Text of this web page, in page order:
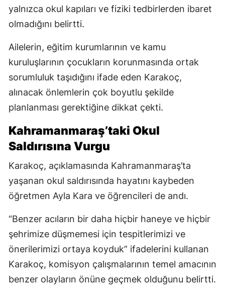
yalnızca okul kapıları ve fiziki tedbirlerden ibaret
olmadığını belirtti.
Ailelerin, eğitim kurumlarının ve kamu
kuruluşlarının çocukların korunmasında ortak
sorumluluk taşıdığını ifade eden Karakoç,
alınacak önlemlerin çok boyutlu şekilde
planlanması gerektiğine dikkat çekti.
Kahramanmaraş’taki Okul
Saldırısına Vurgu
Karakoç, açıklamasında Kahramanmaraş’ta
yaşanan okul saldırısında hayatını kaybeden
öğretmen Ayla Kara ve öğrencileri de andı.
“Benzer acıların bir daha hiçbir haneye ve hiçbir
şehrimize düşmemesi için tespitlerimizi ve
önerilerimizi ortaya koyduk” ifadelerini kullanan
Karakoç, komisyon çalışmalarının temel amacının
benzer olayların önüne geçmek olduğunu belirtti.